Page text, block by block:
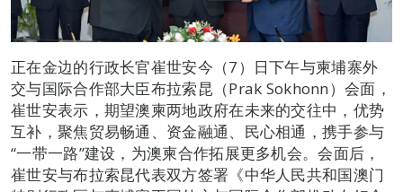
正在金边的行政长官崔世安今（7）日下午与柬埔寨外
交与国际合作部大臣布拉索昆（Prak Sokhonn）会面，
崔世安表示，期望澳柬两地政府在未来的交往中，优势
互补，聚焦贸易畅通、资金融通、民心相通，携手参与
“一带一路”建设，为澳柬合作拓展更多机会。会面后，
崔世安与布拉索昆代表双方签署《中华人民共和国澳门